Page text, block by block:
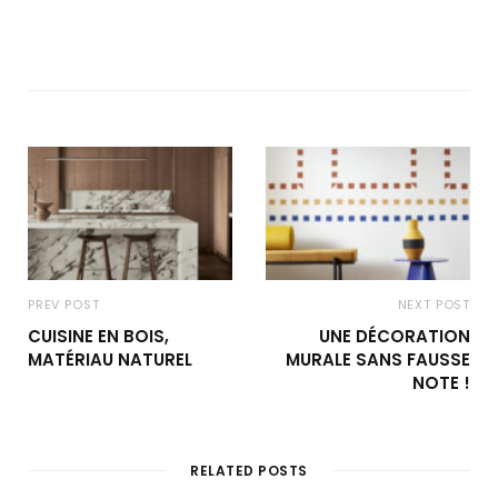
PREV POST
CUISINE EN BOIS,
MATÉRIAU NATUREL
NEXT POST
UNE DÉCORATION
MURALE SANS FAUSSE
NOTE !
RELATED POSTS